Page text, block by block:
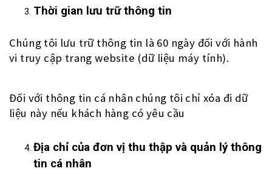
Thời gian lưu trữ thông tin
Chúng tôi lưu trữ thông tin là 60 ngày đối với hành
vi truy cập trang website (dữ liệu máy tính).
Đối với thông tin cá nhân chúng tôi chỉ xóa đi dữ
liệu này nếu khách hàng có yêu cầu
Địa chỉ của đơn vị thu thập và quản lý thông
tin cá nhân